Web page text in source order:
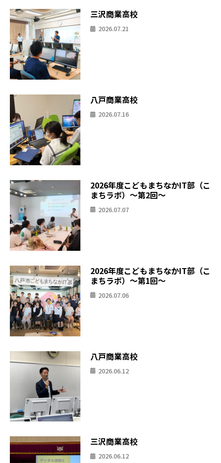
三沢商業高校
2026.07.21
八戸商業高校
2026.07.16
2026年度こどもまちなかIT部（こ
まちラボ）〜第2回〜
2026.07.07
2026年度こどもまちなかIT部（こ
まちラボ）〜第1回〜
2026.07.06
八戸商業高校
2026.06.12
三沢商業高校
2026.06.12